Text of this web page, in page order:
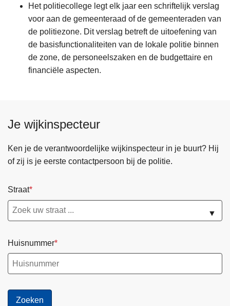
Het politiecollege legt elk jaar een schriftelijk verslag
voor aan de gemeenteraad of de gemeenteraden van
de politiezone. Dit verslag betreft de uitoefening van
de basisfunctionaliteiten van de lokale politie binnen
de zone, de personeelszaken en de budgettaire en
financiële aspecten.
Je wijkinspecteur
Ken je de verantwoordelijke wijkinspecteur in je buurt? Hij
of zij is je eerste contactpersoon bij de politie.
Straat
▼
Huisnummer